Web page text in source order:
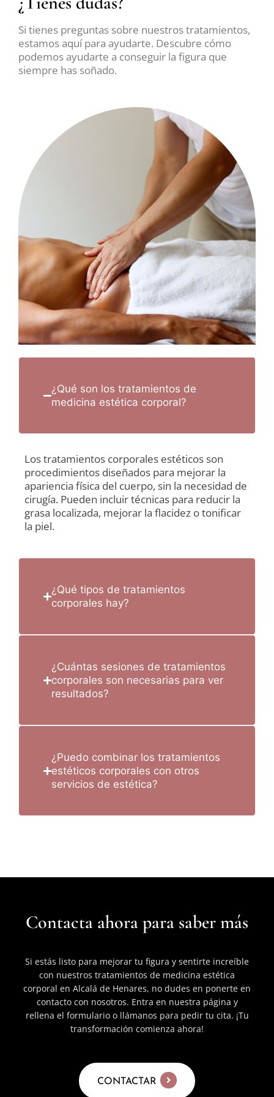
Si tienes preguntas sobre nuestros tratamientos,
estamos aquí para ayudarte. Descubre cómo
podemos ayudarte a conseguir la figura que
siempre has soñado.
¿Qué son los tratamientos de
medicina estética corporal?
Los tratamientos corporales estéticos son
procedimientos diseñados para mejorar la
apariencia física del cuerpo, sin la necesidad de
cirugía. Pueden incluir técnicas para reducir la
grasa localizada, mejorar la flacidez o tonificar
la piel.
¿Qué tipos de tratamientos
corporales hay?
¿Cuántas sesiones de tratamientos
corporales son necesarias para ver
resultados?
¿Puedo combinar los tratamientos
estéticos corporales con otros
servicios de estética?
Contacta ahora para saber más
Si estás listo para mejorar tu figura y sentirte increíble
con nuestros tratamientos de medicina estética
corporal en Alcalá de Henares, no dudes en ponerte en
contacto con nosotros. Entra en nuestra página y
rellena el formulario o llámanos para pedir tu cita. ¡Tu
transformación comienza ahora!
CONTACTAR